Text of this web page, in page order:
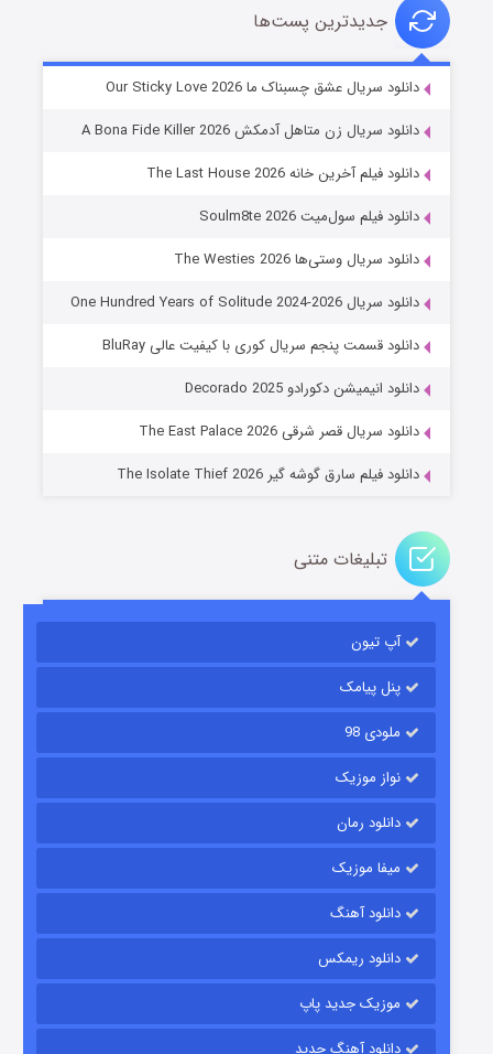
شوهر
عملیات آپارتمان
قسمت۲ (زیرنویس) منتشر شد
قسمت
جدیدترین پست‌ها
دانلود سریال عشق چسبناک ما Our Sticky Love 2026
دانلود سریال زن متاهل آدمکش A Bona Fide Killer 2026
دانلود فیلم آخرین خانه The Last House 2026
دانلود فیلم سول‌میت Soulm8te 2026
دانلود سریال وستی‌ها The Westies 2026
دانلود سریال One Hundred Years of Solitude 2024-2026
دانلود قسمت پنجم سریال کوری با کیفیت عالی BluRay
دانلود انیمیشن دکورادو Decorado 2025
دانلود سریال قصر شرقی The East Palace 2026
دانلود فیلم سارق گوشه گیر The Isolate Thief 2026
تبلیغات متنی
آپ تیون
پنل پیامک
ملودی 98
نواز موزیک
دانلود رمان
میفا موزیک
دانلود آهنگ
دانلود ریمکس
موزیک جدید پاپ
دانلود آهنگ جدید